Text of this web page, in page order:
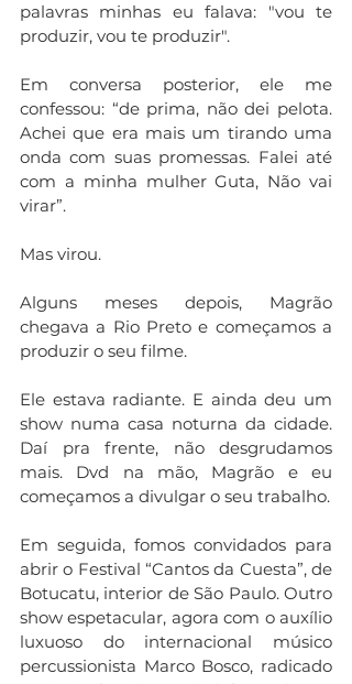
palavras minhas eu falava: "vou te
produzir, vou te produzir".
Em conversa posterior, ele me
confessou: “de prima, não dei pelota.
Achei que era mais um tirando uma
onda com suas promessas. Falei até
com a minha mulher Guta, Não vai
virar”.
Mas virou.
Alguns meses depois, Magrão
chegava a Rio Preto e começamos a
produzir o seu filme.
Ele estava radiante. E ainda deu um
show numa casa noturna da cidade.
Daí pra frente, não desgrudamos
mais. Dvd na mão, Magrão e eu
Em seguida, fomos convidados para
abrir o Festival “Cantos da Cuesta”, de
Botucatu, interior de São Paulo. Outro
show espetacular, agora com o auxílio
luxuoso do internacional músico
percussionista Marco Bosco, radicado